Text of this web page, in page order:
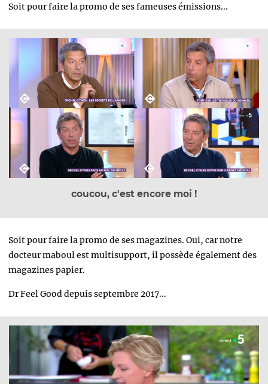
Soit pour faire la promo de ses fameuses émissions...
coucou, c'est encore moi !
Soit pour faire la promo de ses magazines. Oui, car notre
docteur maboul est multisupport, il possède également des
magazines papier.
Dr Feel Good depuis septembre 2017...